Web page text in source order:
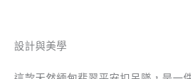
設計與美學